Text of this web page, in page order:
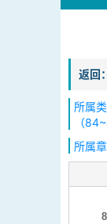
返回
所属
（
所属